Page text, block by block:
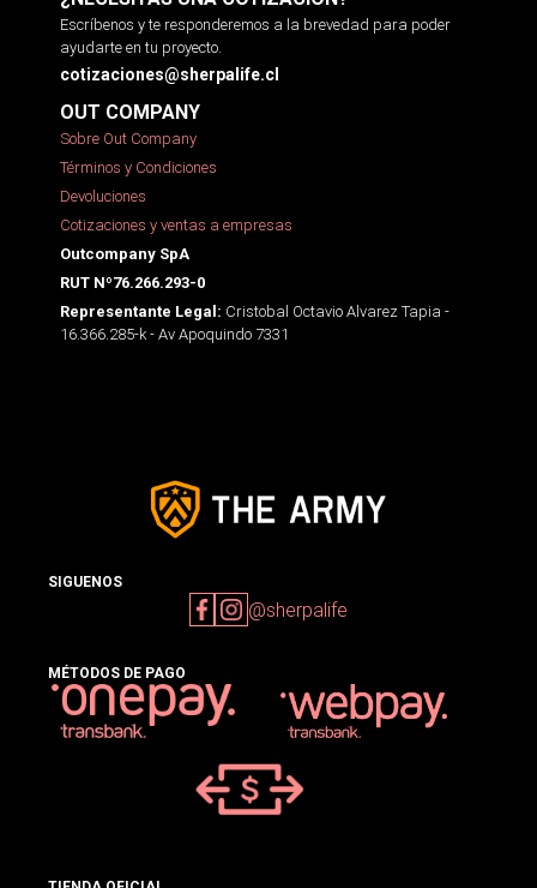
Escríbenos y te responderemos a la brevedad para poder
ayudarte en tu proyecto.
cotizaciones@sherpalife.cl
OUT COMPANY
Sobre Out Company
Términos y Condiciones
Devoluciones
Cotizaciones y ventas a empresas
Outcompany SpA
RUT Nº76.266.293-0
Representante Legal: Cristobal Octavio Alvarez Tapia -
16.366.285-k - Av Apoquindo 7331
SIGUENOS
@sherpalife
MÉTODOS DE PAGO